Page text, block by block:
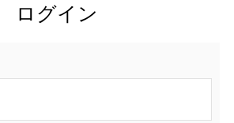
ログイン